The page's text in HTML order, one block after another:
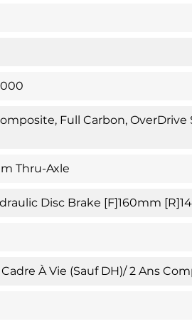
Full Carbon, OverDrive
Thru-Axle
Disc Brake [F]160mm
À Vie (sauf DH)/ 2 Ans